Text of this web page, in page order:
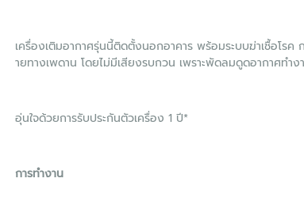
เครื่องเติมอากาศรุ่นนี้ติดตั้งนอกอาคาร พร้อมระบบฆ่าเชื้อโร
ายทางเพดาน โดยไม่มีเสียงรบกวน เพราะพัดลมดูดอากาศทำ
อุ่นใจด้วยการรับประกันตัวเครื่อง 1 ปี*
การทำงาน